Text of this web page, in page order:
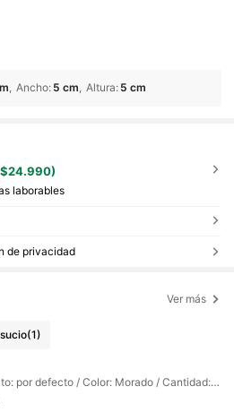
Son regalos de cump
añadir una atmósfe
Ancho: 5 cm Altura: 5 cm
laborables
de privacidad
Ver más
(1)
por defecto: por defecto / Color: Morado / Cantidad: 200 piezas